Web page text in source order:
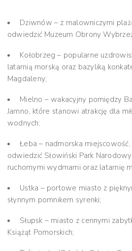
Dziwnów – z malowniczymi
odwiedzić Muzeum Obrony
Kołobrzeg – popularne
latarnią morską oraz bazyliką
Magdaleny;
Mielno – wakacyjny pomiędzy
Jamno, które stanowi atrakcję dla
wodnych;
Łeba – nadmorska
odwiedzić Słowiński Park
ruchomymi wydmami oraz latarnię
Ustka – portowe miasto z
słynnym pomnikem syrenki;
Słupsk – miasto z cennymi
Książąt Pomorskich;